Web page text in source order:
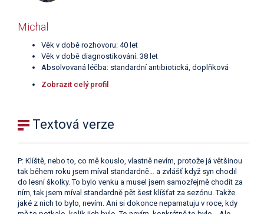
Michal
Věk v době rozhovoru: 40 let
Věk v době diagnostikování: 38 let
Absolvovaná léčba: standardní antibiotická, doplňková
Zobrazit celý profil
Textová verze
P: Klíště, nebo to, co mě kouslo, vlastně nevím, protože já většinou
tak během roku jsem míval standardně… a zvlášť když syn chodil
do lesní školky. To bylo venku a musel jsem samozřejmě chodit za
ním, tak jsem míval standardně pět šest klíšťat za sezónu. Takže
jaké z nich to bylo, nevím. Ani si dokonce nepamatuju v roce, kdy